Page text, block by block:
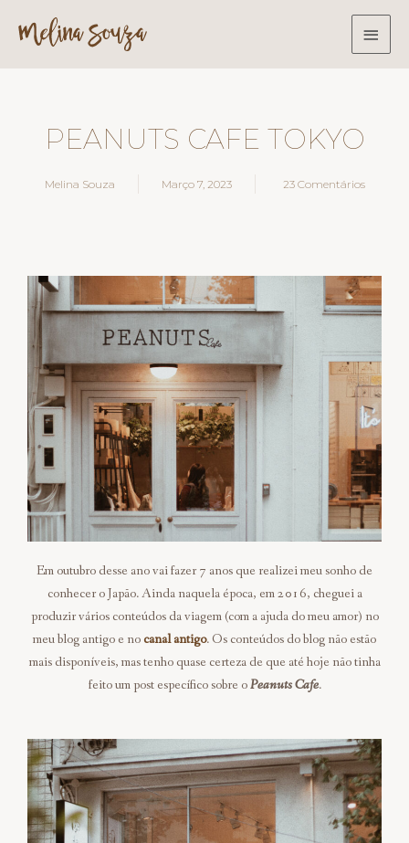
PEANUTS CAFE TOKYO
Melina Souza Março 7, 2023 23 Comentários
Em outubro desse ano vai fazer 7 anos que realizei meu sonho de
conhecer o Japão. Ainda naquela época, em 2016, cheguei a
produzir vários conteúdos da viagem (com a ajuda do meu amor) no
meu blog antigo e no canal antigo. Os conteúdos do blog não estão
mais disponíveis, mas tenho quase certeza de que até hoje não tinha
feito um post específico sobre oPeanuts Cafe.